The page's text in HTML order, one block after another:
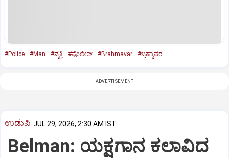
#Police #Man #ವ್ಯಕ್ತಿ #ಪೊಲೀಸ್‌ #Brahmavar #ಬ್ರಹ್ಮಾವರ
ADVERTISEMENT
ಉಡುಪಿ JUL 29, 2026, 2:30 AM IST
Belman: ಯಕ್ಷಗಾನ ಕಲಾವಿದ